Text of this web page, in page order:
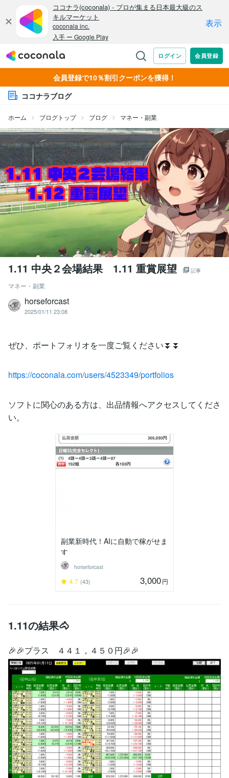
会員登録で10％割引クーポンを獲得！
ココナラブログ
ホーム ブログトップ ブログ マネー・副業
1.11 中央２会場結果 1.11 重賞展望 記事
マネー・副業
horseforcast
2025/01/11 23:08
ぜひ、ポートフォリオを一度ご覧ください⏬⏬
https://coconala.com/users/4523349/portfolios
ソフトに関心のある方は、出品情報へアクセスしてくださ
い。
副業新時代！AIに自動で稼がせま
す
horseforcast
4.7 (43) 3,000円
1.11の結果🐴
🎉🎉プラス ４４１，４５０円🎉🎉